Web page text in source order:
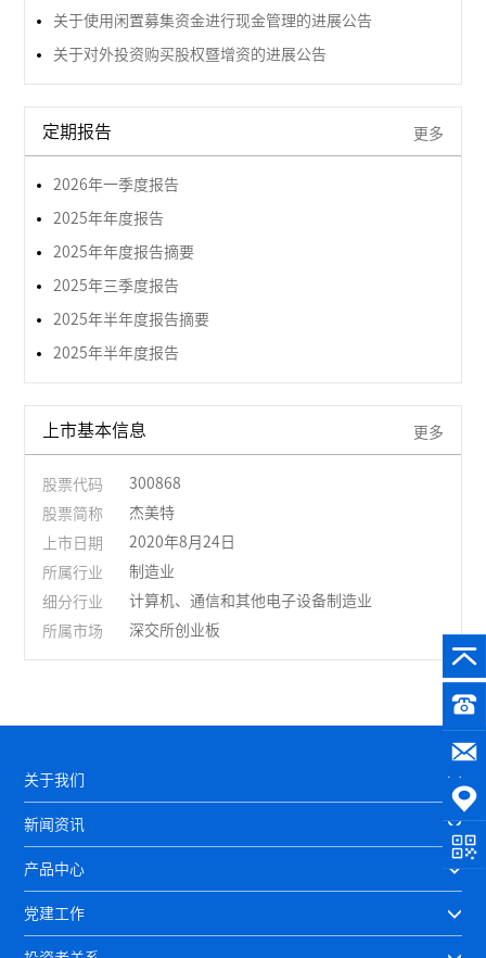
关于使用闲置募集资金进行现金管理的进展公告
关于对外投资购买股权暨增资的进展公告
定期报告 更多
2026年一季度报告
2025年年度报告
2025年年度报告摘要
2025年三季度报告
2025年半年度报告摘要
2025年半年度报告
上市基本信息 更多
股票代码
300868
股票简称
杰美特
上市日期
2020年8月24日
所属行业
制造业
细分行业
计算机、通信和其他电子设备制造业
所属市场
深交所创业板
关于我们
新闻资讯
产品中心
党建工作